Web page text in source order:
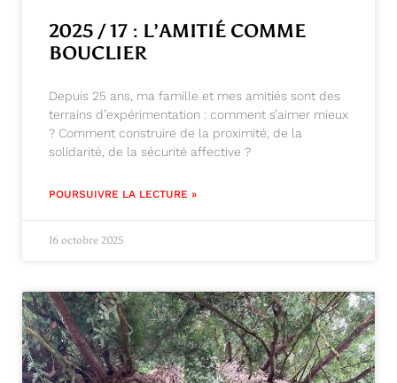
2025 / 17 : L’AMITIÉ COMME
BOUCLIER
Depuis 25 ans, ma famille et mes amitiés sont des
terrains d’expérimentation : comment s’aimer mieux
? Comment construire de la proximité, de la
solidarité, de la sécurité affective ?
POURSUIVRE LA LECTURE »
16 octobre 2025